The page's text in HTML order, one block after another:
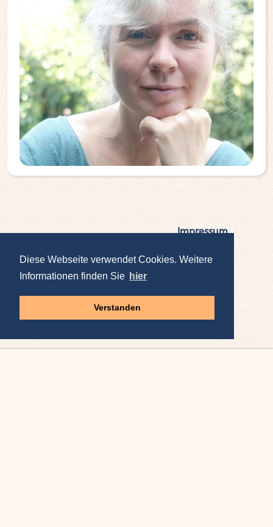
Diese Webseite verwendet Cookies. Weitere
Informationen finden Sie hier
Verstanden
Impressum|